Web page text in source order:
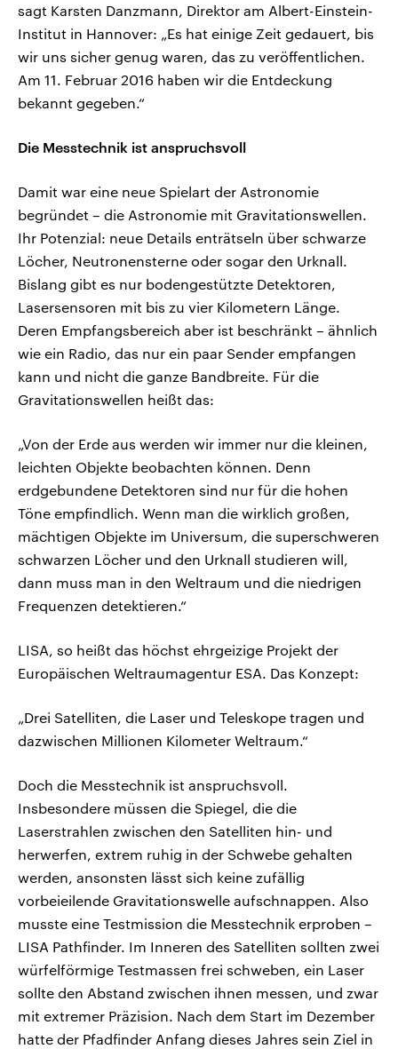
sagt Karsten Danzmann, Direktor am Albert-Einstein-
Institut in Hannover: „Es hat einige Zeit gedauert, bis
wir uns sicher genug waren, das zu veröffentlichen.
Am 11. Februar 2016 haben wir die Entdeckung
bekannt gegeben.“
Die Messtechnik ist anspruchsvoll
Damit war eine neue Spielart der Astronomie
begründet – die Astronomie mit Gravitationswellen.
Ihr Potenzial: neue Details enträtseln über schwarze
Löcher, Neutronensterne oder sogar den Urknall.
Bislang gibt es nur bodengestützte Detektoren,
Lasersensoren mit bis zu vier Kilometern Länge.
Deren Empfangsbereich aber ist beschränkt – ähnlich
wie ein Radio, das nur ein paar Sender empfangen
kann und nicht die ganze Bandbreite. Für die
Gravitationswellen heißt das:
„Von der Erde aus werden wir immer nur die kleinen,
leichten Objekte beobachten können. Denn
erdgebundene Detektoren sind nur für die hohen
Töne empfindlich. Wenn man die wirklich großen,
mächtigen Objekte im Universum, die superschweren
schwarzen Löcher und den Urknall studieren will,
dann muss man in den Weltraum und die niedrigen
Frequenzen detektieren.“
LISA, so heißt das höchst ehrgeizige Projekt der
Europäischen Weltraumagentur ESA. Das Konzept:
„Drei Satelliten, die Laser und Teleskope tragen und
dazwischen Millionen Kilometer Weltraum.“
Doch die Messtechnik ist anspruchsvoll.
Insbesondere müssen die Spiegel, die die
Laserstrahlen zwischen den Satelliten hin- und
herwerfen, extrem ruhig in der Schwebe gehalten
werden, ansonsten lässt sich keine zufällig
vorbeieilende Gravitationswelle aufschnappen. Also
musste eine Testmission die Messtechnik erproben –
LISA Pathfinder. Im Inneren des Satelliten sollten zwei
würfelförmige Testmassen frei schweben, ein Laser
sollte den Abstand zwischen ihnen messen, und zwar
mit extremer Präzision. Nach dem Start im Dezember
hatte der Pfadfinder Anfang dieses Jahres sein Ziel in